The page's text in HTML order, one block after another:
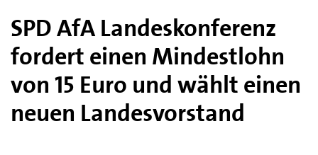
SPD AfA Landeskonferenz
fordert einen Mindestlohn
von 15 Euro und wählt einen
neuen Landesvorstand